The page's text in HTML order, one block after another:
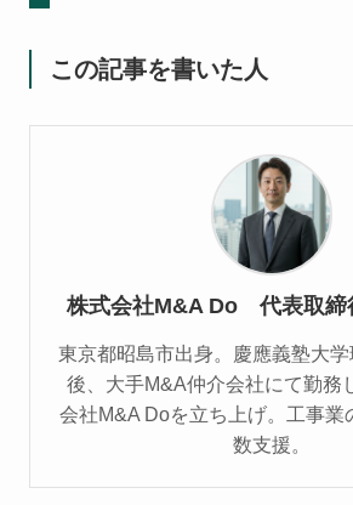
この記事を書いた人
株式会社M&A Do 代表取
東京都昭島市出身。慶應義塾大
後、大手M&A仲介会社にて勤務
会社M&A Doを立ち上げ。工事業
数支援。